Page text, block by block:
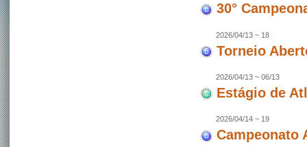
30°
2026/04/13 ~ 18
Torneio
2026/04/13 ~ 06/13
Estágio de
2026/04/14 ~ 19
Campeonato